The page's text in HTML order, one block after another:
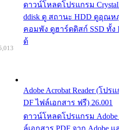
ดาวน์โหลดโปรแกรม
ddisk ดู สถานะ HDD ดูอุณห
คอมพัง ดูฮาร์ดดิสก์ SSD ทั้ง
ด้
Adobe Acrobat Reader (โป
DF ไฟล์เอกสาร ฟรี) 26.001
ดาวน์โหลดโปรแกรม Adobe
ล์เอกสาร PDF จาก Adobe